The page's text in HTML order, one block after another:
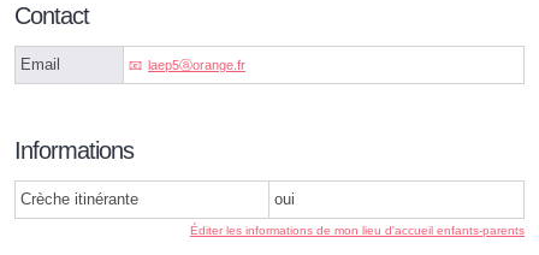
Contact
Email laep5ⓐorange.fr
Informations
Crèche itinérante oui
Éditer les informations de mon lieu d'accueil enfants-parents